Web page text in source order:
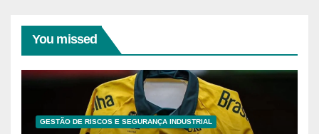
You missed
GESTÃO DE RISCOS E SEGURANÇA INDUSTRIAL